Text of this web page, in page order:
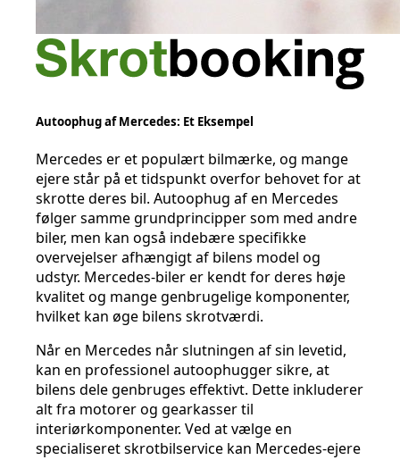
Autoophug af Mercedes: Et Eksempel
Mercedes er et populært bilmærke, og mange
ejere står på et tidspunkt overfor behovet for at
skrotte deres bil. Autoophug af en Mercedes
følger samme grundprincipper som med andre
biler, men kan også indebære specifikke
overvejelser afhængigt af bilens model og
udstyr. Mercedes-biler er kendt for deres høje
kvalitet og mange genbrugelige komponenter,
hvilket kan øge bilens skrotværdi.
Når en Mercedes når slutningen af sin levetid,
kan en professionel autoophugger sikre, at
bilens dele genbruges effektivt. Dette inkluderer
alt fra motorer og gearkasser til
interiørkomponenter. Ved at vælge en
specialiseret skrotbilservice kan Mercedes-ejere